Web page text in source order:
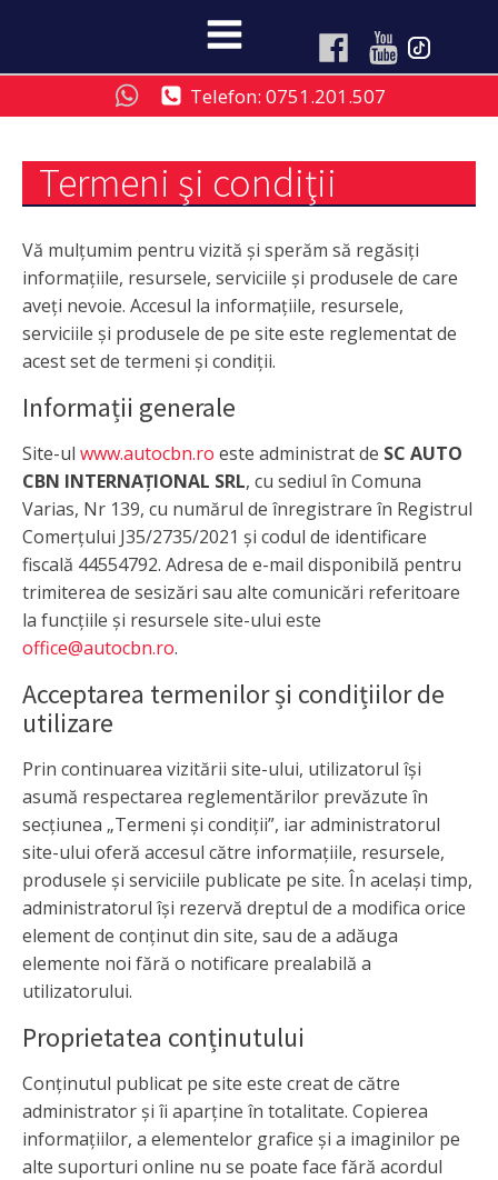
Telefon: 0751.201.507
Termeni şi condiţii
Vă mulțumim pentru vizită și sperăm să regăsiți
informațiile, resursele, serviciile și produsele de care
aveți nevoie. Accesul la informațiile, resursele,
serviciile și produsele de pe site este reglementat de
acest set de termeni și condiții.
Informații generale
Site-ul www.autocbn.ro este administrat de SC AUTO
CBN INTERNAȚIONAL SRL, cu sediul în Comuna
Varias, Nr 139, cu numărul de înregistrare în Registrul
Comerțului J35/2735/2021 și codul de identificare
fiscală 44554792. Adresa de e-mail disponibilă pentru
trimiterea de sesizări sau alte comunicări referitoare
la funcțiile și resursele site-ului este
office@autocbn.ro.
Acceptarea termenilor și condițiilor de
utilizare
Prin continuarea vizitării site-ului, utilizatorul își
asumă respectarea reglementărilor prevăzute în
secțiunea „Termeni și condiții”, iar administratorul
site-ului oferă accesul către informațiile, resursele,
produsele și serviciile publicate pe site. În același timp,
administratorul își rezervă dreptul de a modifica orice
element de conținut din site, sau de a adăuga
elemente noi fără o notificare prealabilă a
utilizatorului.
Proprietatea conținutului
Conținutul publicat pe site este creat de către
administrator și îi aparține în totalitate. Copierea
informațiilor, a elementelor grafice și a imaginilor pe
alte suporturi online nu se poate face fără acordul